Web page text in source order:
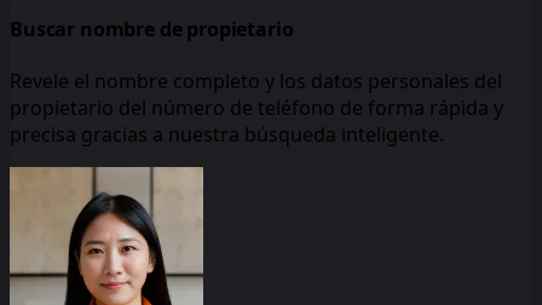
Buscar nombre de propietario
Revele el nombre completo y los datos personales del
propietario del número de teléfono de forma rápida y
precisa gracias a nuestra búsqueda inteligente.